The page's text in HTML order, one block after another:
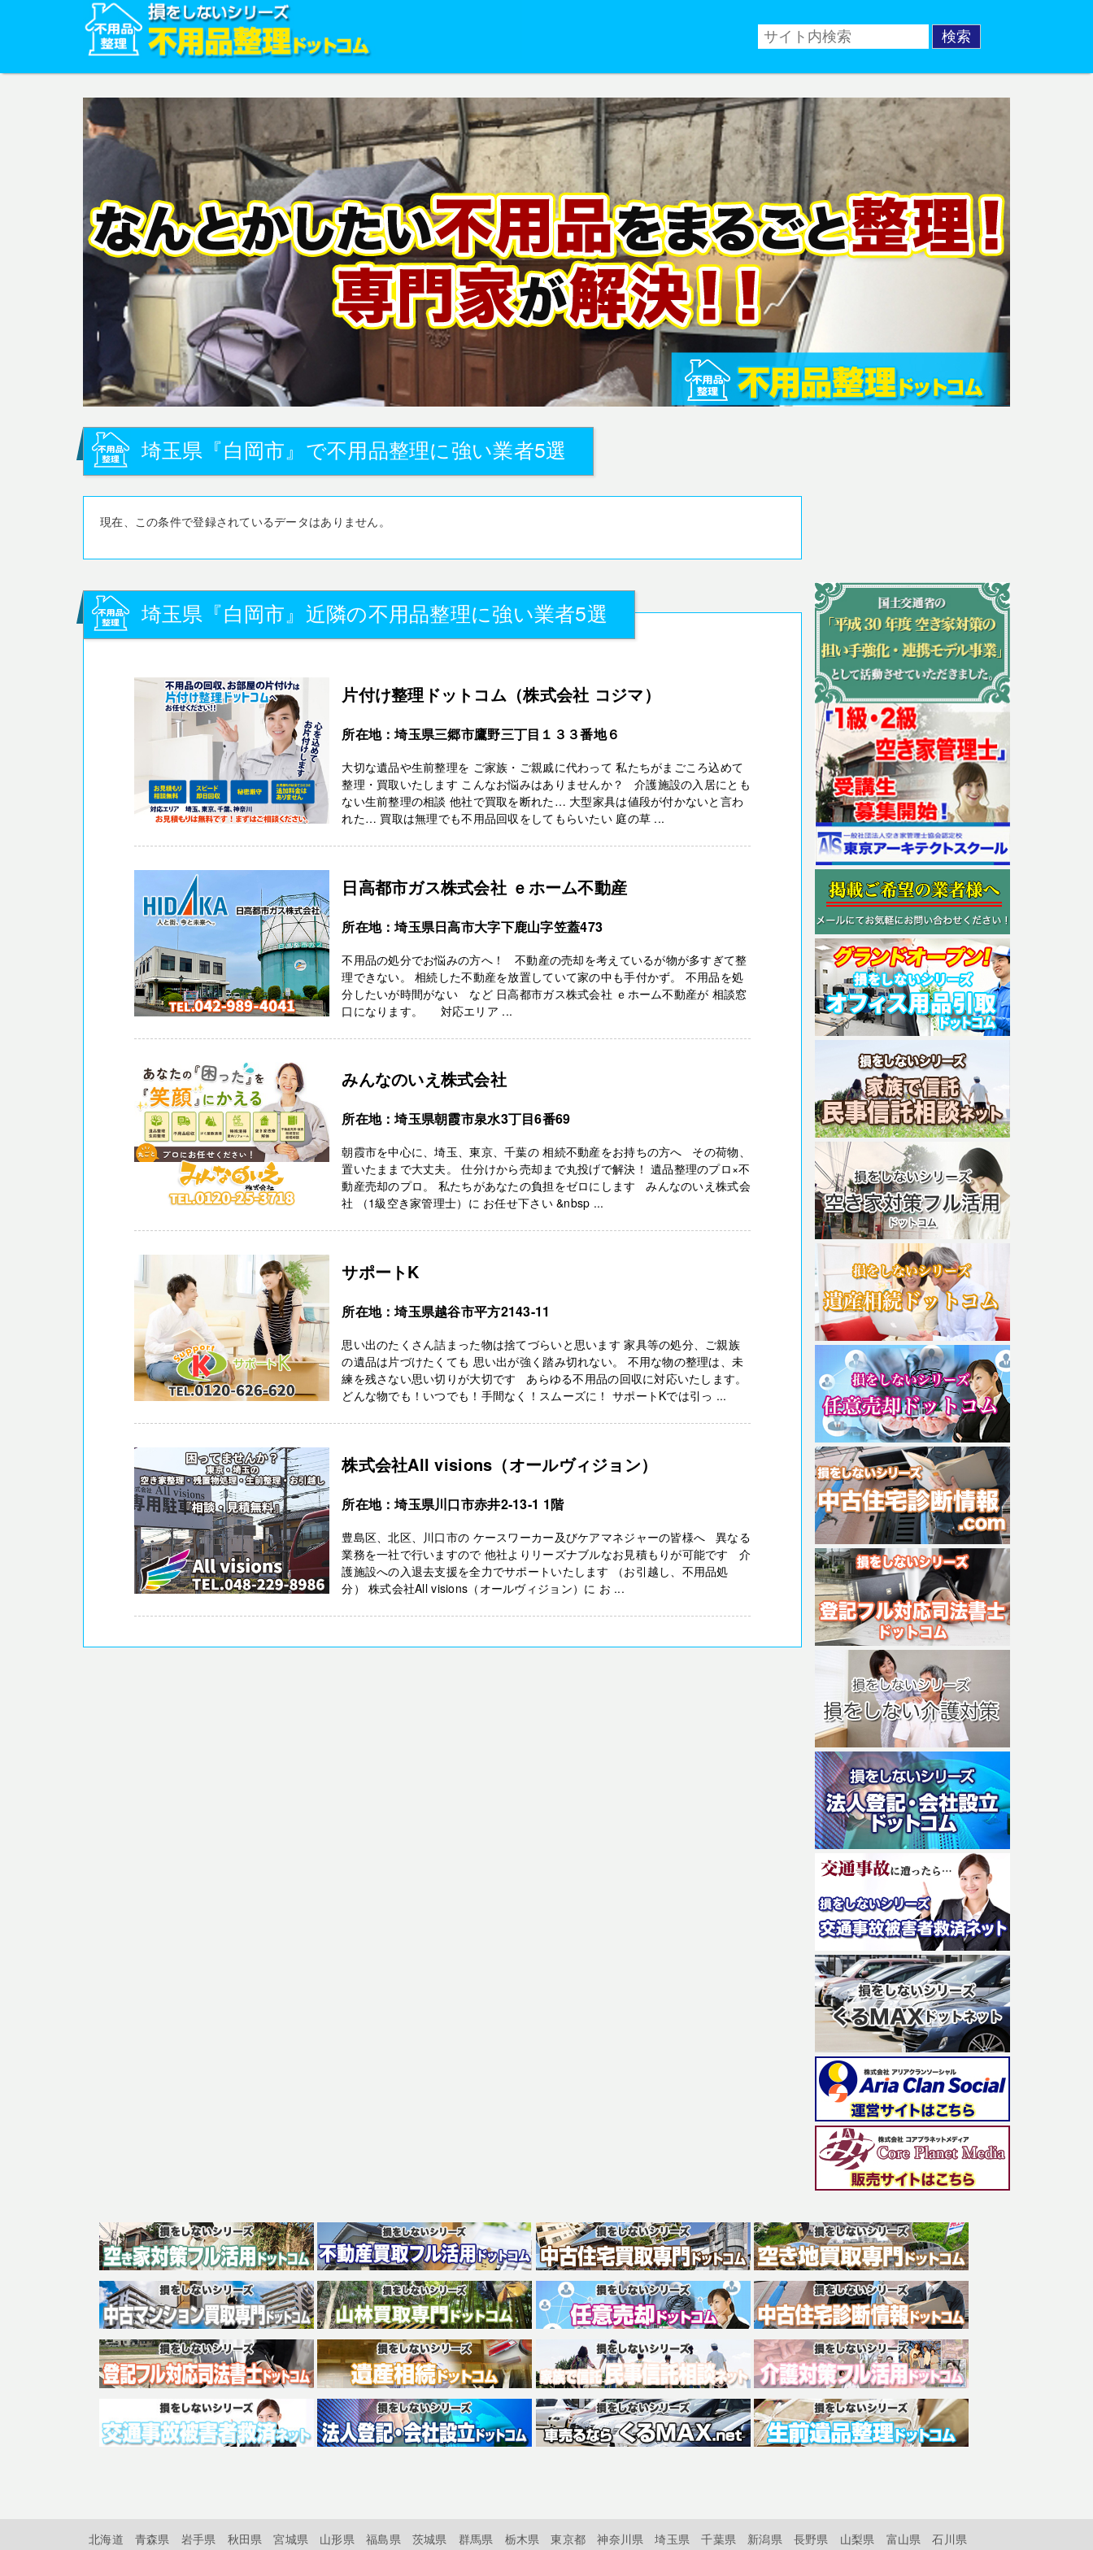
埼玉県『白岡市』で不用品整理に強い業者5選
現在、この条件で登録されているデータはありません。
埼玉県『白岡市』近隣の不用品整理に強い業者5選
片付け整理ドットコム（株式会社 コジマ）
所在地：埼玉県三郷市鷹野三丁目１３３番地６
大切な遺品や生前整理を ご家族・ご親戚に代わって 私たちがまごころ込めて
整理・買取いたします こんなお悩みはありませんか？ 介護施設の入居にとも
ない生前整理の相談 他社で買取を断れた… 大型家具は値段が付かないと言わ
れた… 買取は無理でも不用品回収をしてもらいたい 庭の草 ...
日高都市ガス株式会社 ｅホーム不動産
所在地：埼玉県日高市大字下鹿山字笠蓋473
不用品の処分でお悩みの方へ！ 不動産の売却を考えているが物が多すぎて整
理できない。 相続した不動産を放置していて家の中も手付かず。 不用品を処
分したいが時間がない など 日高都市ガス株式会社 ｅホーム不動産が 相談窓
口になります。 対応エリア ...
みんなのいえ株式会社
所在地：埼玉県朝霞市泉水3丁目6番69
朝霞市を中心に、埼玉、東京、千葉の 相続不動産をお持ちの方へ その荷物、
置いたままで大丈夫。 仕分けから売却まで丸投げで解決！ 遺品整理のプロ×不
動産売却のプロ。 私たちがあなたの負担をゼロにします みんなのいえ株式会
社 （1級空き家管理士）に お任せ下さい &nbsp ...
サポートK
所在地：埼玉県越谷市平方2143-11
思い出のたくさん詰まった物は捨てづらいと思います 家具等の処分、ご親族
の遺品は片づけたくても 思い出が強く踏み切れない。 不用な物の整理は、未
練を残さない思い切りが大切です あらゆる不用品の回収に対応いたします。
どんな物でも！いつでも！手間なく！スムーズに！ サポートKでは引っ ...
株式会社All visions（オールヴィジョン）
所在地：埼玉県川口市赤井2‐13‐1 1階
豊島区、北区、川口市の ケースワーカー及びケアマネジャーの皆様へ 異なる
業務を一社で行いますので 他社よりリーズナブルなお見積もりが可能です 介
護施設への入退去支援を全力でサポートいたします （お引越し、不用品処
分） 株式会社All visions（オールヴィジョン）に お ...
北海道 青森県 岩手県 秋田県 宮城県 山形県 福島県 茨城県 群馬県 栃木県 東京都 神奈川県 埼玉県 千葉県 新潟県 長野県 山梨県 富山県 石川県